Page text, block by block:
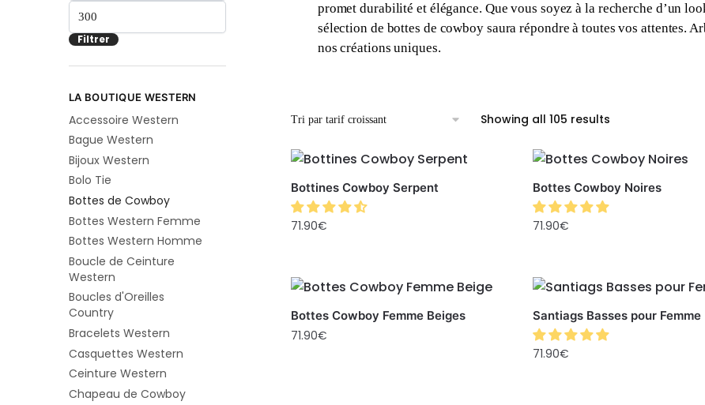
promet durabilité et élégance. Que vous soyez à la recherche d’un
sélection de bottes de cowboy saura répondre à toutes vos attentes.
nos créations uniques.
Showing all 105 results
Bottines Cowboy Serpent
71.90€
Bottes Cowboy Noires
71.90€
Bottes Cowboy Femme Beiges
71.90€
Santiags Basses pour Femme
71.90€
Filtrer
LA BOUTIQUE WESTERN
Accessoire Western
Bague Western
Bijoux Western
Bolo Tie
Bottes de Cowboy
Bottes Western Femme
Bottes Western Homme
Boucle de Ceinture
Western
Boucles d'Oreilles
Country
Bracelets Western
Casquettes Western
Ceinture Western
Chapeau de Cowboy